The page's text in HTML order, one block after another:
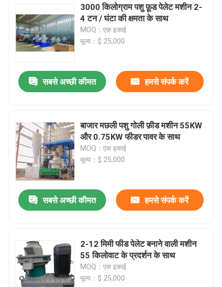
उत्पाद
विडियो
3000 किलोग्राम पशु फ़ूड पेलेट मशीन 2-
4 टन / घंटा की क्षमता के साथ
MOQ：एक इकाई
मूल्य：$ 25,000
सबसे अच्छी कीमत हमसे संपर्क करें
बाजार मछली पशु गोली फ़ीड मशीन 55KW
और 0.75KW फीडर पावर के साथ
MOQ：एक इकाई
मूल्य：$ 25,000
सबसे अच्छी कीमत हमसे संपर्क करें
2-12 मिमी फीड पेलेट बनाने वाली मशीन
55 किलोवाट के प्रदर्शन के साथ
MOQ：एक इकाई
मूल्य：$ 25,000